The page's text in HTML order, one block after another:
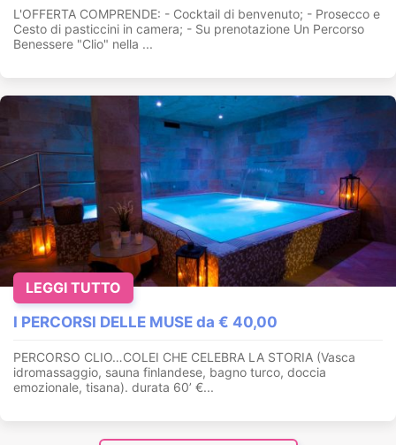
L'OFFERTA COMPRENDE: - Cocktail di benvenuto; - Prosecco e
Cesto di pasticcini in camera; - Su prenotazione Un Percorso
Benessere "Clio" nella ...
I PERCORSI DELLE MUSE da € 40,00
PERCORSO CLIO…COLEI CHE CELEBRA LA STORIA (Vasca
idromassaggio, sauna finlandese, bagno turco, doccia
emozionale, tisana). durata 60’ €...
LEGGI TUTTO